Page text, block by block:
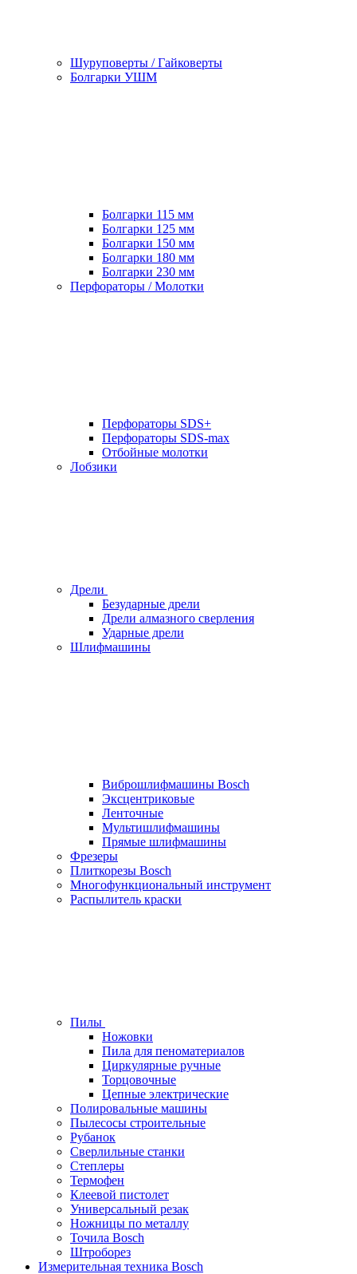
Шуруповерты / Гайковерты
Болгарки УШМ
Болгарки 115 мм
Болгарки 125 мм
Болгарки 150 мм
Болгарки 180 мм
Болгарки 230 мм
Перфораторы / Молотки
Перфораторы SDS+
Перфораторы SDS-max
Отбойные молотки
Лобзики
Дрели
Безударные дрели
Дрели алмазного сверления
Ударные дрели
Шлифмашины
Виброшлифмашины Bosch
Эксцентриковые
Ленточные
Мультишлифмашины
Прямые шлифмашины
Фрезеры
Плиткорезы Bosch
Многофункциональный инструмент
Распылитель краски
Пилы
Ножовки
Пила для пеноматериалов
Циркулярные ручные
Торцовочные
Цепные электрические
Полировальные машины
Пылесосы cтроительные
Рубанок
Сверлильные станки
Степлеры
Термофен
Клеевой пистолет
Универсальный резак
Ножницы по металлу
Точила Bosch
Штроборез
Измерительная техника Bosch